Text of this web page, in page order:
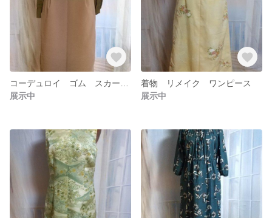
展示中
着物 リメイク ワンピース
展示中